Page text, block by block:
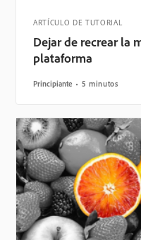
ARTÍCULO DE TUTORIAL
Dejar de recrear la
plataforma
Principiante 5 minutos